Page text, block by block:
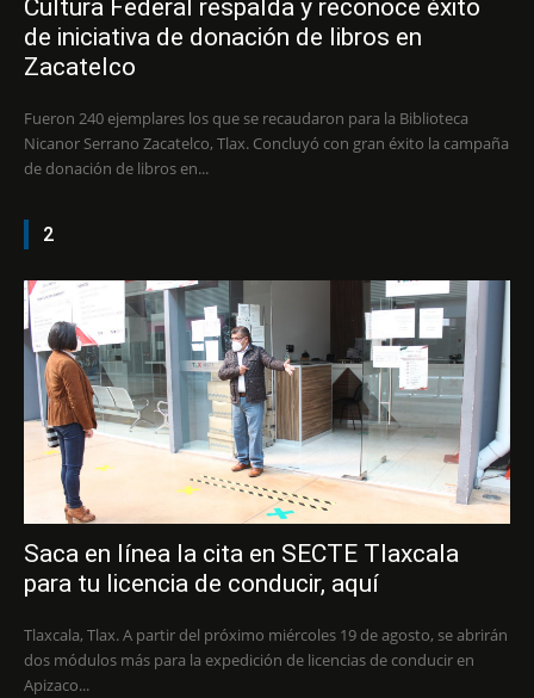
Cultura Federal respalda y reconoce éxito
de iniciativa de donación de libros en
Zacatelco
Fueron 240 ejemplares los que se recaudaron para la Biblioteca
Nicanor Serrano Zacatelco, Tlax. Concluyó con gran éxito la campaña
de donación de libros en...
2
Saca en línea la cita en SECTE Tlaxcala
para tu licencia de conducir, aquí
Tlaxcala, Tlax. A partir del próximo miércoles 19 de agosto, se abrirán
dos módulos más para la expedición de licencias de conducir en
Apizaco...